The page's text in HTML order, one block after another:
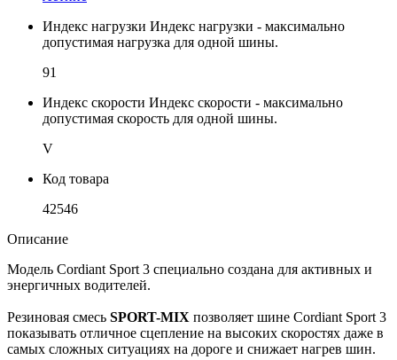
Индекс нагрузки Индекс нагрузки - максимально
допустимая нагрузка для одной шины.
91
Индекс скорости Индекс скорости - максимально
допустимая скорость для одной шины.
V
Код товара
42546
Описание
Модель Cordiant Sport 3 специально создана для активных и
энергичных водителей.
Резиновая смесь SPORT-MIX позволяет шине Cordiant Sport 3
показывать отличное сцепление на высоких скоростях даже в
самых сложных ситуациях на дороге и снижает нагрев шин.